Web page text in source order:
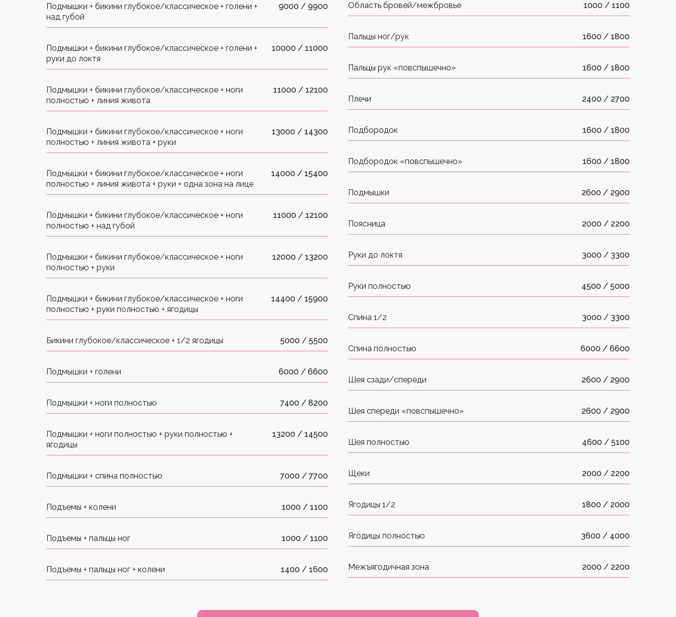
Подмышки + бикини глубокое/классическое + голени +
над губой
9000 / 9900
Подмышки + бикини глубокое/классическое + голени +
руки до локтя
10000 / 11000
Подмышки + бикини глубокое/классическое + ноги
полностью + линия живота
11000 / 12100
Подмышки + бикини глубокое/классическое + ноги
полностью + линия живота + руки
13000 / 14300
Подмышки + бикини глубокое/классическое + ноги
полностью + линия живота + руки + одна зона на лице
14000 / 15400
Подмышки + бикини глубокое/классическое + ноги
полностью + над губой
11000 / 12100
Подмышки + бикини глубокое/классическое + ноги
полностью + руки
12000 / 13200
Подмышки + бикини глубокое/классическое + ноги
полностью + руки полностью + ягодицы
14400 / 15900
Бикини глубокое/классическое + 1/2 ягодицы 5000 / 5500
Подмышки + голени 6000 / 6600
Подмышки + ноги полностью 7400 / 8200
Подмышки + ноги полностью + руки полностью +
ягодицы
13200 / 14500
Подмышки + спина полностью 7000 / 7700
Подъемы + колени 1000 / 1100
Подъемы + пальцы ног 1000 / 1100
Подъемы + пальцы ног + колени 1400 / 1600
Область бровей/межбровье 1000 / 1100
Пальцы ног/рук 1600 / 1800
Пальцы рук «повспышечно» 1600 / 1800
Плечи 2400 / 2700
Подбородок 1600 / 1800
Подбородок «повспышечно» 1600 / 1800
Подмышки 2600 / 2900
Поясница 2000 / 2200
Руки до локтя 3000 / 3300
Руки полностью 4500 / 5000
Спина 1/2 3000 / 3300
Спина полностью 6000 / 6600
Шея сзади/спереди 2600 / 2900
Шея спереди «повспышечно» 2600 / 2900
Шея полностью 4600 / 5100
Щеки 2000 / 2200
Ягодицы 1/2 1800 / 2000
Ягодицы полностью 3600 / 4000
Межъягодичная зона 2000 / 2200